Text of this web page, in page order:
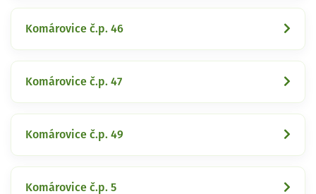
Komárovice č.p. 46
Komárovice č.p. 47
Komárovice č.p. 49
Komárovice č.p. 5